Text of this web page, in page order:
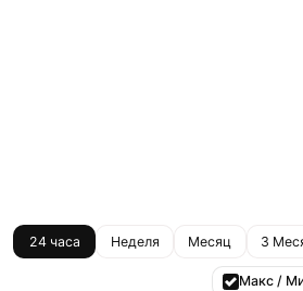
24 часа Неделя Месяц 3
Макс /